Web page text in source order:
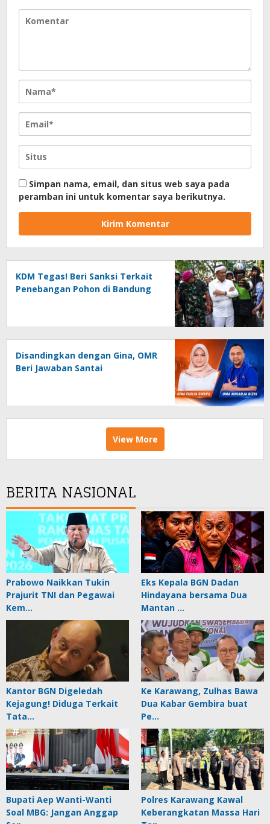
Simpan nama, email, dan situs web saya pada
peramban ini untuk komentar saya berikutnya.
KDM Tegas! Beri Sanksi Terkait
Penebangan Pohon di Bandung
Disandingkan dengan Gina, OMR
Beri Jawaban Santai
View More
BERITA NASIONAL
Prabowo Naikkan Tukin
Prajurit TNI dan Pegawai
Kem…
Eks Kepala BGN Dadan
Hindayana bersama Dua
Mantan …
Kantor BGN Digeledah
Kejagung! Diduga Terkait
Tata…
Ke Karawang, Zulhas Bawa
Dua Kabar Gembira buat
Pe…
Bupati Aep Wanti-Wanti
Soal MBG: Jangan Anggap
Polres Karawang Kawal
Keberangkatan Massa Hari